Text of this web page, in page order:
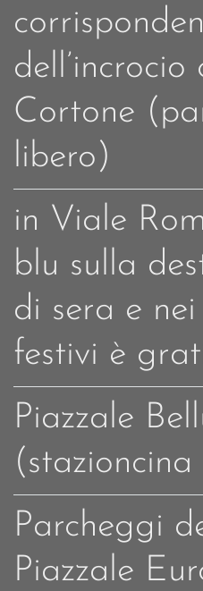
Cortone
libero)
in Viale
blu sulla
di sera e
festivi è
Piazzale
Parcheggi
Piazzale